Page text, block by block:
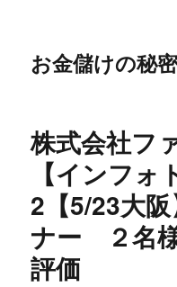
お金儲けの秘密
株式会社フ
【インフォ
2【5/23大
ナー ２名
評価